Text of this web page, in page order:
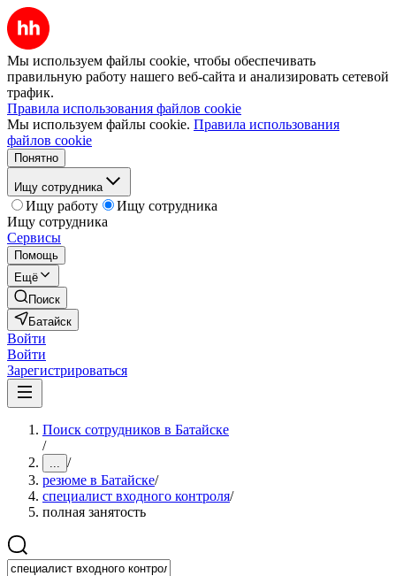
Мы используем файлы cookie, чтобы обеспечивать
правильную работу нашего веб-сайта и анализировать сетевой
трафик.
Правила использования файлов cookie
Мы используем файлы cookie. Правила использования
файлов cookie
Понятно
Ищу сотрудника
Ищу работу
Ищу сотрудника
Ищу сотрудника
Сервисы
Помощь
Ещё
Поиск
Батайск
Войти
Войти
Зарегистрироваться
Поиск сотрудников в Батайске
/
... /
резюме в Батайске/
специалист входного контроля/
полная занятость